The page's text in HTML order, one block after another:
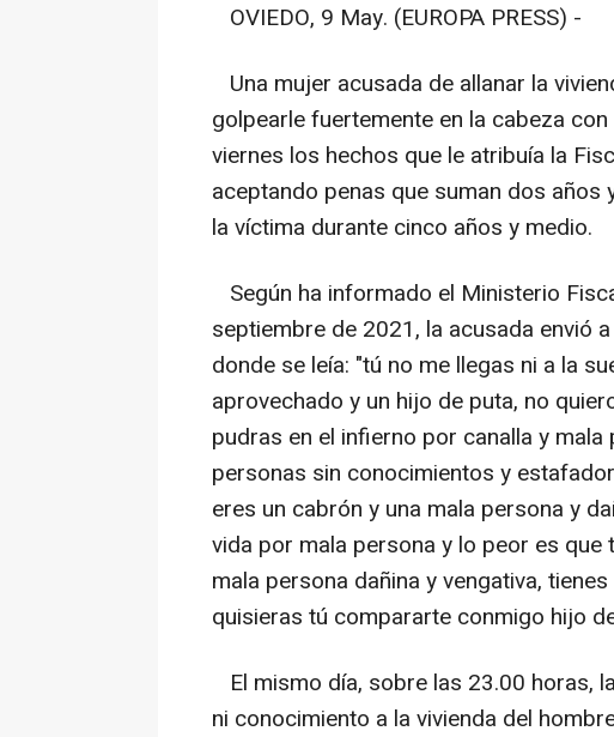
OVIEDO, 9 May. (EUROPA PRESS) -
Una mujer acusada de allanar la
golpearle fuertemente en la cabeza
viernes los hechos que le atribuía la
aceptando penas que suman dos
la víctima durante cinco años y medio.
Según ha informado el Ministerio
septiembre de 2021, la acusada envió
donde se leía: "tú no me llegas ni a la
aprovechado y un hijo de puta, no
pudras en el infierno por canalla y
personas sin conocimientos y
eres un cabrón y una mala persona y
vida por mala persona y lo peor es
mala persona dañina y vengativa,
quisieras tú compararte conmigo hijo
El mismo día, sobre las 23.00 horas,
ni conocimiento a la vivienda del